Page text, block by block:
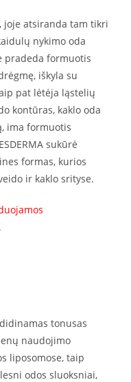
joje atsiranda tam tikri
nykimo oda
pradeda formuotis
iškyla su
pat lėtėja ląstelių
kontūras, kaklo oda
ima formuotis
sukūrė
formas, kurios
ir kaklo srityse.
tonusas
naudojimo
liposomose, taip
odos sluoksniai,